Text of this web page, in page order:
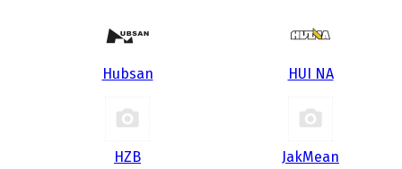
Hubsan HUI NA
HZB JakMean